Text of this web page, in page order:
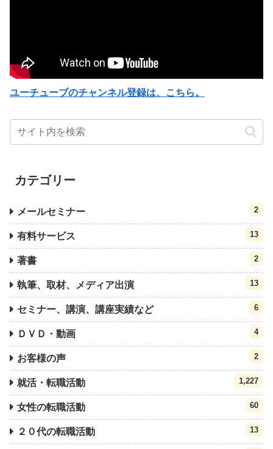
ユーチューブのチャンネル登録は、こちら。
カテゴリー
メールセミナー 2
有料サービス 13
著書 2
執筆、取材、メディア出演 13
セミナー、講演、講座実績など 6
ＤＶＤ・動画 4
お客様の声 2
就活・転職活動 1,227
女性の転職活動 60
２０代の転職活動 13